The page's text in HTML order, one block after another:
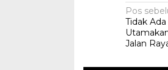
pos
Pos
Tidak
Jalan